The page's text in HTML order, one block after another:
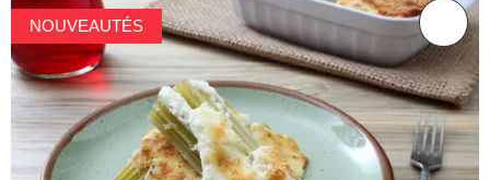
NOUVEAUTÉS